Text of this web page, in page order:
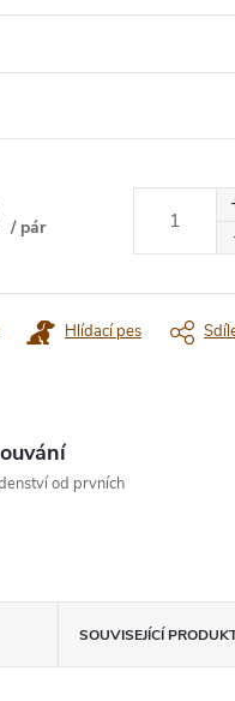
/ pár
Hlídací pes
od prvních
SOUVISEJÍCÍ